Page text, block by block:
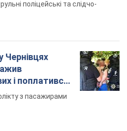
у
краси
Фото
що вона носить